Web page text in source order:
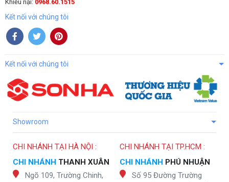
Khiếu nại: 0968.60.1515
Kết nối với chúng tôi
Kết nối với chúng tôi
Showroom
CHI NHÁNH TẠI HÀ NỘI :
CHI NHÁNH THANH XUÂN
Ngõ 109, Trường Chinh,
CHI NHÁNH TẠI TP.HCM :
CHI NHÁNH PHÚ NHUẬN
Số 95 Đường Trường